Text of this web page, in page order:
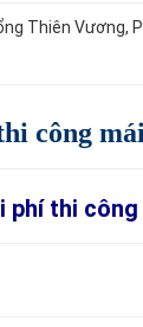
Thiên Vương,
công
thi